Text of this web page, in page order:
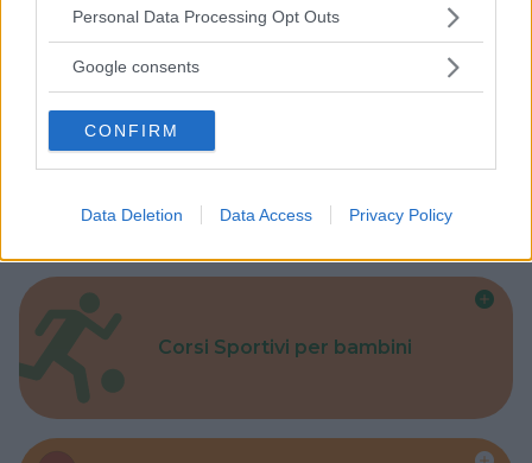
Please note that this website/app uses one or more Google
not limited to your visit or usage behaviour. You may click to
use your data for below specified purposes in below Google
consent section.
Personal Data Processing Opt Outs
Google consents
CONFIRM
Data Deletion Data Access Privacy Policy
Baby Sitter
Corsi Sportivi per bambini